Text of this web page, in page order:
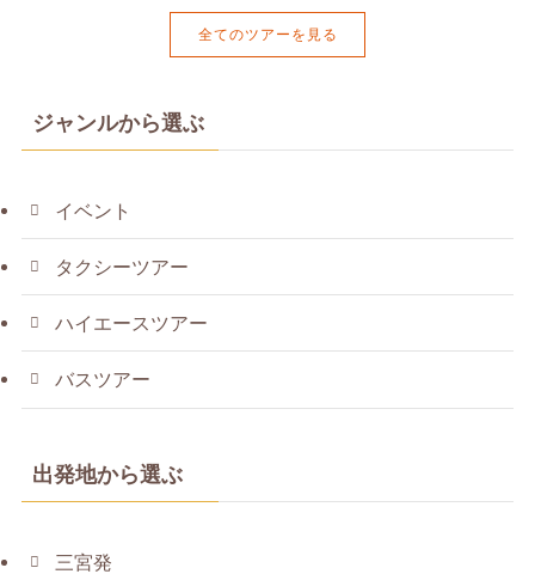
全てのツアーを見る
ジャンルから選ぶ
イベント
タクシーツアー
ハイエースツアー
バスツアー
出発地から選ぶ
三宮発